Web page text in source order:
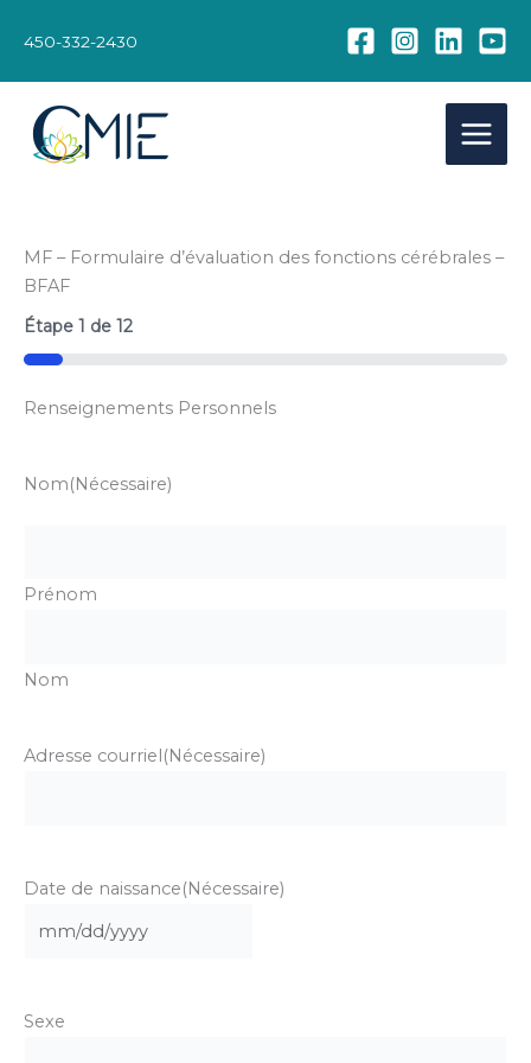
450-332-2430
MF – Formulaire d’évaluation des fonctions cérébrales –
BFAF
Étape 1 de 12
8%
Renseignements Personnels
Nom(Nécessaire)
Prénom
Nom
Adresse courriel (Nécessaire)
Date de naissance(Nécessaire)
MM
slash
Sexe